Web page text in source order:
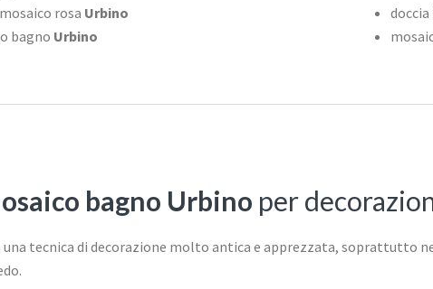
rosa Urbino
bagno Urbino
bagno Urbino per
una tecnica di decorazione molto antica e apprezzata, soprattutto